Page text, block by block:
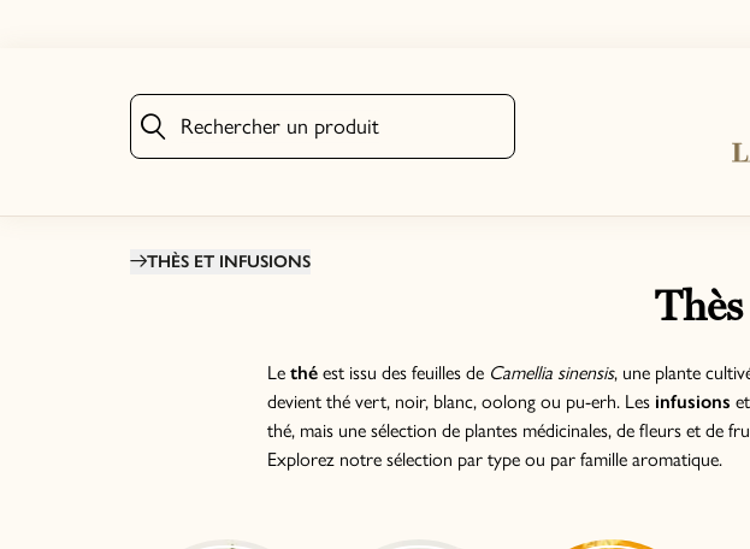
Rechercher un produit
THÈS ET INFUSIONS
Le thé est issu des feuilles de Camellia sinensis, une plante
devient thé vert, noir, blanc, oolong ou pu-erh. Les infusions
thé, mais une sélection de plantes médicinales, de fleurs et de
Explorez notre sélection par type ou par famille aromatique.